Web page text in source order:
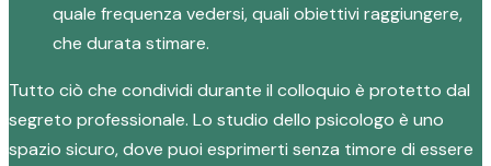
quale frequenza vedersi, quali obiettivi raggiungere,
che durata stimare.
Tutto ciò che condividi durante il colloquio è protetto dal
segreto professionale. Lo studio dello psicologo è uno
spazio sicuro, dove puoi esprimerti senza timore di essere